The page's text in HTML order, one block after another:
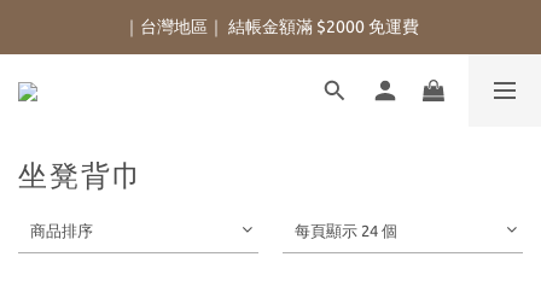
｜台灣地區｜ 結帳金額滿 $2000 免運費
坐凳背巾
商品排序 每頁顯示 24 個